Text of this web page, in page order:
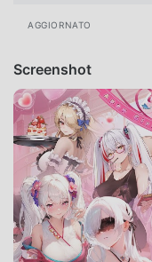
AGGIORNATO
Screenshot